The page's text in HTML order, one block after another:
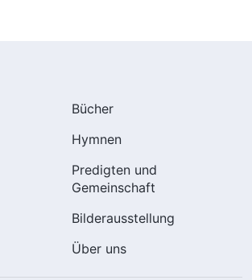
Bücher
Hymnen
Predigten und
Gemeinschaft
Bilderausstellung
Über uns